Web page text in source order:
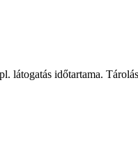
látogatás időtartama.